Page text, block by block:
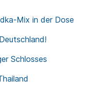
Mix in der Dose
Schlosses